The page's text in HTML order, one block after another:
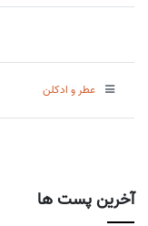
آخرین پست ها
عطر و ادکلن